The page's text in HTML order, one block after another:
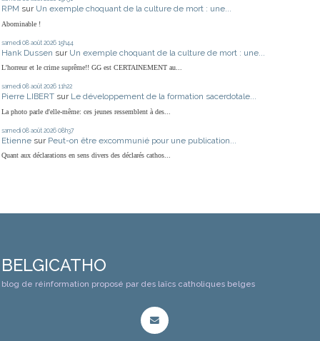
RPM sur Un exemple choquant de la culture de mort : une...
Abominable !
samedi 08 août 2026 15h44
Hank Dussen sur Un exemple choquant de la culture de mort : une...
L'horreur et le crime suprême!! GG est CERTAINEMENT au...
samedi 08 août 2026 11h22
Pierre LIBERT sur Le développement de la formation sacerdotale...
La photo parle d'elle-même: ces jeunes ressemblent à des...
samedi 08 août 2026 08h37
Etienne sur Peut-on être excommunié pour une publication...
Quant aux déclarations en sens divers des déclarés cathos...
BELGICATHO
blog de réinformation proposé par des laïcs catholiques belges